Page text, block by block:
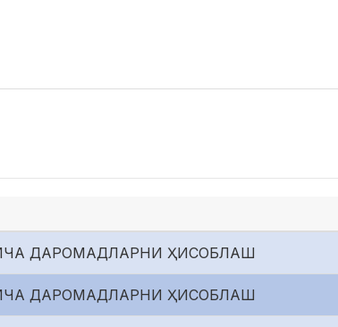
ДАРОМАДЛАРНИ ҲИСОБЛАШ
ДАРОМАДЛАРНИ ҲИСОБЛАШ